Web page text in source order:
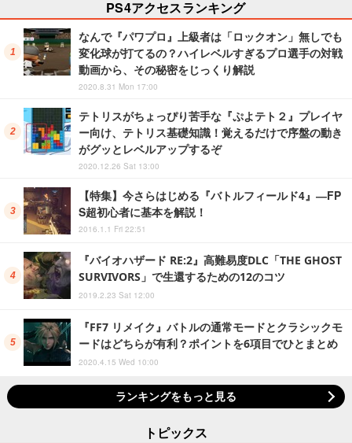
PS4アクセスランキング
なんで『パワプロ』上級者は「ロックオン」無しでも
変化球が打てるの？ハイレベルすぎるプロ選手の対戦
動画から、その秘密をじっくり解説
2020.8.31 Mon 17:00
テトリスがちょっぴり苦手な『ぷよテト２』プレイヤ
ー向け、テトリス基礎知識！覚えるだけで序盤の動き
がグッとレベルアップするぞ
2020.12.26 Sat 13:00
【特集】今さらはじめる『バトルフィールド4』―FP
S超初心者に基本を解説！
2016.1.1 Fri 22:51
『バイオハザード RE:2』高難易度DLC「THE GHOST
SURVIVORS」で生還するための12のコツ
2019.2.23 Sat 12:00
『FF7 リメイク』バトルの通常モードとクラシックモ
ードはどちらが有利？ポイントを6項目でひとまとめ
2020.4.15 Wed 10:00
ランキングをもっと見る
トピックス